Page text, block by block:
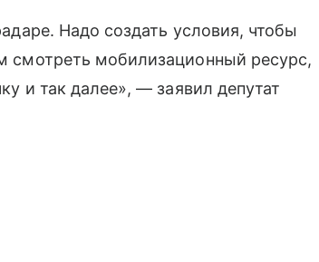
Надо создать условия, чтобы
смотреть мобилизационный ресурс,
и так далее», — заявил депутат